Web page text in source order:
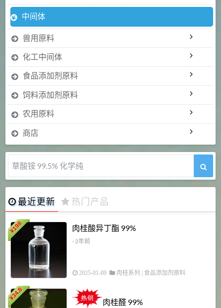
中间体
兽用原料
化工中间体
食品添加剂原料
饲料添加剂原料
农用原料
商店
5-甲氧基吲哚 98%
最近更新 热门产品
¥
198 肉桂酸异丁酯 99%
- 2年前
2025-01-09 肉桂系列 食品添加剂原料
¥
34.8
肉桂醛 99%